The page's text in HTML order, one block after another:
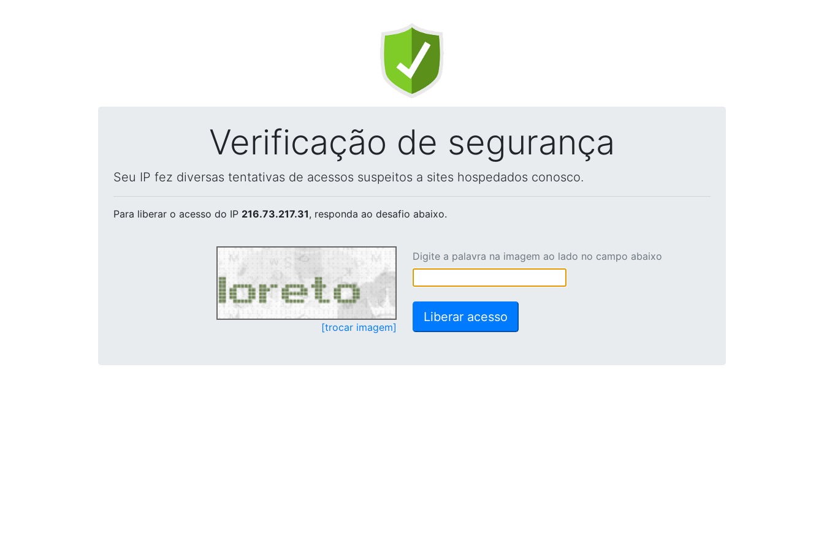
Verificação de segurança
Seu IP fez diversas tentativas de acessos suspeitos a sites hospedados conosco.
Para liberar o acesso do IP 216.73.217.31, responda ao desafio abaixo.
[trocar imagem]
Digite a palavra na imagem ao lado no campo abaixo